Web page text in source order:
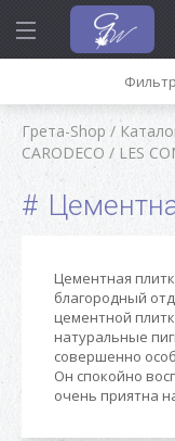
Грета-Shop /
CARODECO / LES
Цементная
благородный
цементной
натуральные
совершенно
Он спокойно
очень приятна